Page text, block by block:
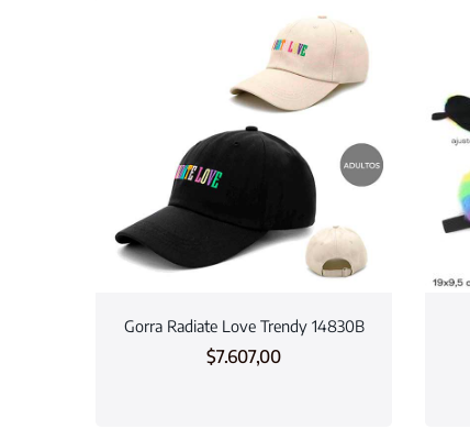
Gorra Radiate Love Trendy 14830B
$7.607,00